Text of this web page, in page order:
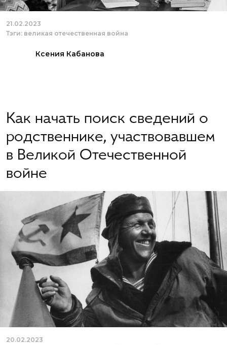
21.02.2023
Тэги: великая отечественная война
Ксения Кабанова
Как начать поиск сведений о
родственнике, участвовавшем
в Великой Отечественной
войне
20.02.2023